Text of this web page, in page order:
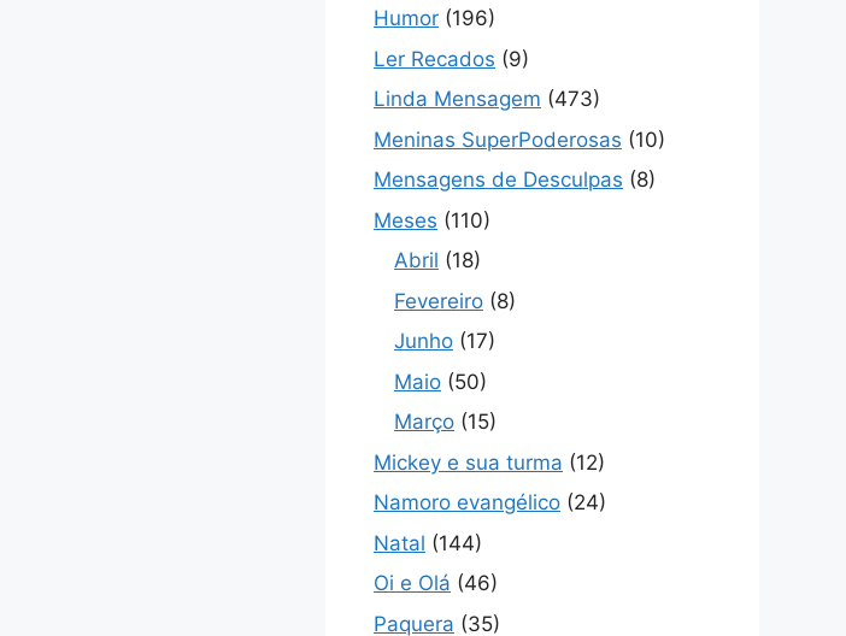
Humor (196)
Ler Recados (9)
Linda Mensagem (473)
Meninas SuperPoderosas (10)
Mensagens de Desculpas (8)
Meses (110)
Abril (18)
Fevereiro (8)
Junho (17)
Maio (50)
Março (15)
Mickey e sua turma (12)
Namoro evangélico (24)
Natal (144)
Oi e Olá (46)
Paquera (35)